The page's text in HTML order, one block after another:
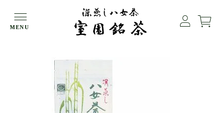
MENU
HOME
冠茶（かぶせ茶）
【冠茶】深蒸し八女茶 峰（みね）80g袋入【メール便可】